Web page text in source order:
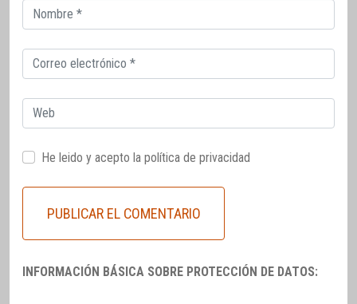
Correo
electrónico
Correo
electrónico
Web
He leido y acepto la política de privacidad
INFORMACIÓN BÁSICA SOBRE PROTECCIÓN DE DATOS: